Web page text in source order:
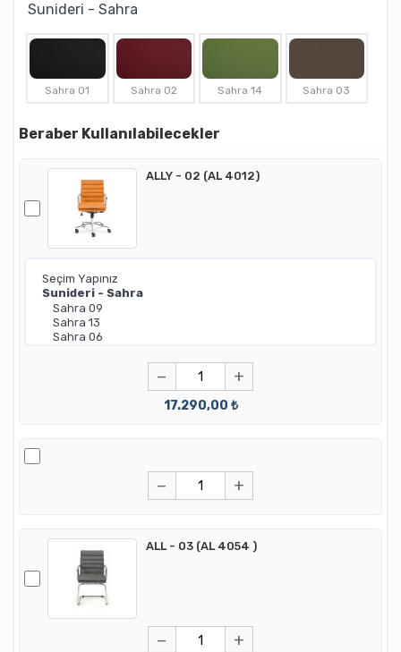
Sunideri - Sahra
Sahra 01 Sahra 02 Sahra 14 Sahra 03
Beraber Kullanılabilecekler
ALLY - 02 (AL 4012)
− +
17.290,00 ₺
− +
ALL - 03 (AL 4054 )
− +